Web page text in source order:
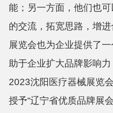
能；另一方面，他们也
的交流，拓宽思路，增
展览会也为企业提供了
助于企业扩大品牌影响力
2023沈阳医疗器械展览
授予“辽宁省优质品牌展